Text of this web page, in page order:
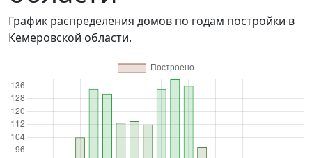
График распределения домов по годам постройки в
Кемеровской области.